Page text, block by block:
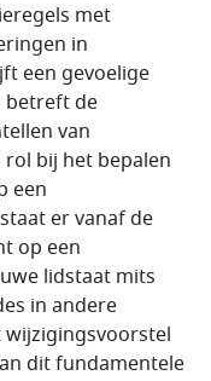
met
in
een gevoelige
betreft de
van
bij het bepalen
een
er vanaf de
op een
lidstaat mits
in andere
dit fundamentele